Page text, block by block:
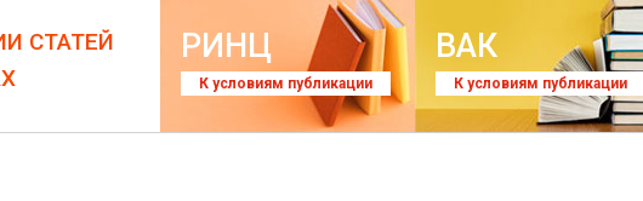
СТАТЕЙ
РИНЦ
К условиям публикации
ВАК
К условиям публикации